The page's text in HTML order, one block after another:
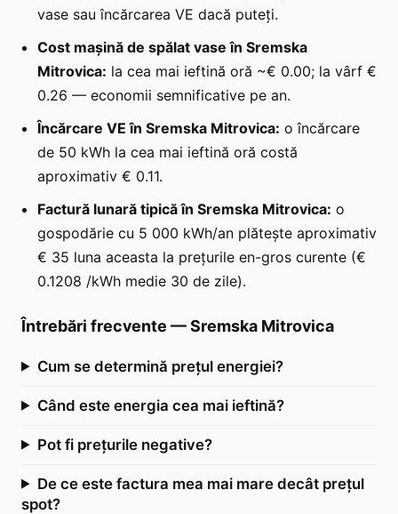
vase sau încărcarea VE dacă puteți.
Cost mașină de spălat vase în Sremska
Mitrovica: la cea mai ieftină oră ~€ 0.00; la vârf €
0.26 — economii semnificative pe an.
Încărcare VE în Sremska Mitrovica: o încărcare
de 50 kWh la cea mai ieftină oră costă
aproximativ € 0.11.
Factură lunară tipică în Sremska Mitrovica: o
gospodărie cu 5 000 kWh/an plătește aproximativ
€ 35 luna aceasta la prețurile en-gros curente (€
0.1208 /kWh medie 30 de zile).
Întrebări frecvente —Sremska Mitrovica
Cum se determină prețul energiei?
Când este energia cea mai ieftină?
Pot fi prețurile negative?
De ce este factura mea mai mare decât prețul
spot?